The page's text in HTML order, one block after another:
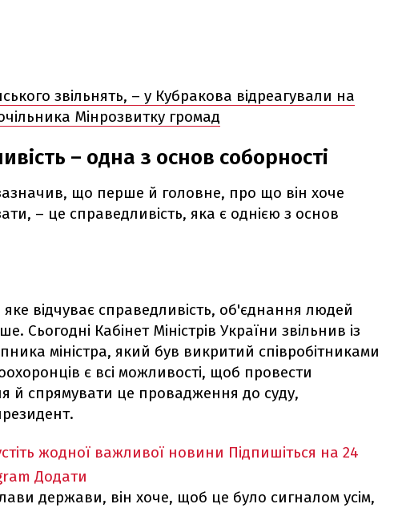
звільнять, – у Кубракова відреагували на
Мінрозвитку громад
– одна з основ соборності
що перше й головне, про що він хоче
– це справедливість, яка є однією з основ
яке відчуває справедливість, об'єднання людей
Сьогодні Кабінет Міністрів України звільнив із
міністра, який був викритий співробітниками
є всі можливості, щоб провести
й спрямувати це провадження до суду,
жодної важливої новини Підпишіться на 24
Додати
держави, він хоче, щоб це було сигналом усім,